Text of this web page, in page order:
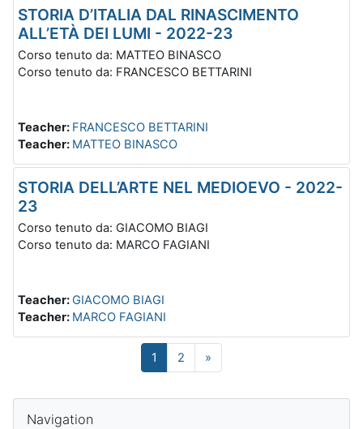
STORIA D’ITALIA DAL RINASCIMENTO
ALL’ETÀ DEI LUMI - 2022-23
Corso tenuto da: MATTEO BINASCO
Corso tenuto da: FRANCESCO BETTARINI
Teacher: FRANCESCO BETTARINI
Teacher: MATTEO BINASCO
STORIA DELL’ARTE NEL MEDIOEVO - 2022-
23
Corso tenuto da: GIACOMO BIAGI
Corso tenuto da: MARCO FAGIANI
Teacher: GIACOMO BIAGI
Teacher: MARCO FAGIANI
1 Page 1
2 Page 2
»
Navigation